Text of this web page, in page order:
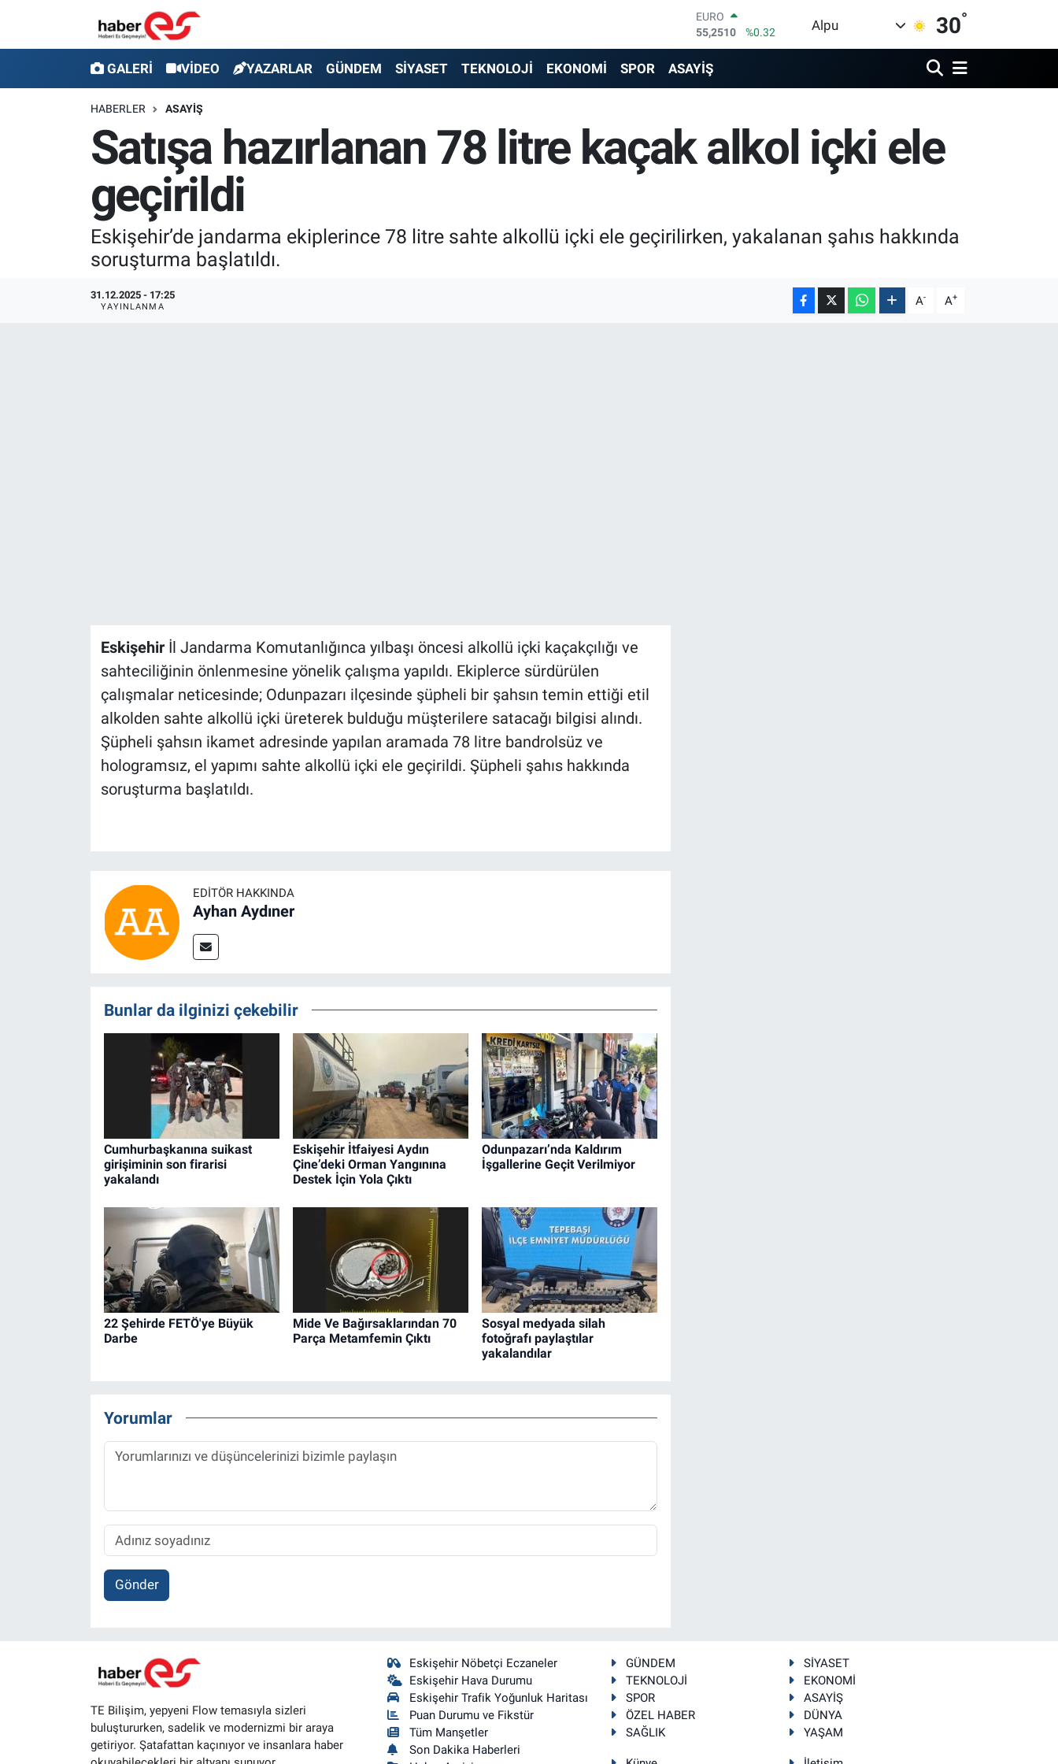
EURO
55,2510
%0.32
STERLİN
64,4811
GRAM ALTIN
%-14
BITCOIN
64.944,08
%-0.18
Alpu 30°
GALERİ VİDEO YAZARLAR GÜNDEM SİYASET TEKNOLOJİ EKONOMİ SPOR ASAYİŞ
HABERLER ASAYİŞ
Satışa hazırlanan 78 litre kaçak alkol içki ele
geçirildi
Eskişehir’de jandarma ekiplerince 78 litre sahte alkollü içki ele geçirilirken, yakalanan şahıs hakkında
soruşturma başlatıldı.
31.12.2025 - 17:25
YAYINLANMA A- A+
Eskişehirİl Jandarma Komutanlığınca yılbaşı öncesi alkollü içki kaçakçılığı ve
sahteciliğinin önlenmesine yönelik çalışma yapıldı. Ekiplerce sürdürülen
çalışmalar neticesinde; Odunpazarı ilçesinde şüpheli bir şahsın temin ettiği etil
alkolden sahte alkollü içki üreterek bulduğu müşterilere satacağı bilgisi alındı.
Şüpheli şahsın ikamet adresinde yapılan aramada 78 litre bandrolsüz ve
hologramsız, el yapımı sahte alkollü içki ele geçirildi. Şüpheli şahıs hakkında
soruşturma başlatıldı.
EDITÖR HAKKINDA
Ayhan Aydıner
Bunlar da ilginizi çekebilir
Cumhurbaşkanına suikast
girişiminin son firarisi
yakalandı
Eskişehir İtfaiyesi Aydın
Çine’deki Orman Yangınına
Destek İçin Yola Çıktı
Odunpazarı’nda Kaldırım
İşgallerine Geçit Verilmiyor
22 Şehirde FETÖ'ye Büyük
Darbe
Mide Ve Bağırsaklarından 70
Parça Metamfemin Çıktı
Sosyal medyada silah
fotoğrafı paylaştılar
yakalandılar
Yorumlar
Gönder
TE Bilişim, yepyeni Flow temasıyla sizleri
buluştururken, sadelik ve modernizmi bir araya
getiriyor. Şatafattan kaçınıyor ve insanlara haber
Eskişehir Nöbetçi Eczaneler
Eskişehir Hava Durumu
Eskişehir Trafik Yoğunluk Haritası
Puan Durumu ve Fikstür
Tüm Manşetler
Son Dakika Haberleri
GÜNDEM
SİYASET
TEKNOLOJİ
EKONOMİ
SPOR
ASAYİŞ
ÖZEL HABER
DÜNYA
SAĞLIK
YAŞAM
YAZARLAR
SİYASET
TEKNOLOJİ
EKONOMİ
Eskişehir Nöbetçi Eczaneler
Eskişehir Trafik Yoğunluk Haritası
Süper Lig Puan Durumu ve Fikstür
Tüm Manşetler
Son Dakika Haberleri
Haber Arşivi